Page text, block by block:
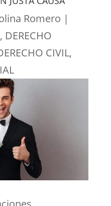
Romero |
, DERECHO
CIVIL,